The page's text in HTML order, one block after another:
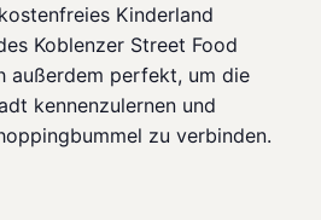
Kinderland
Koblenzer Street Food
außerdem perfekt, um die
kennenzulernen und
zu verbinden.